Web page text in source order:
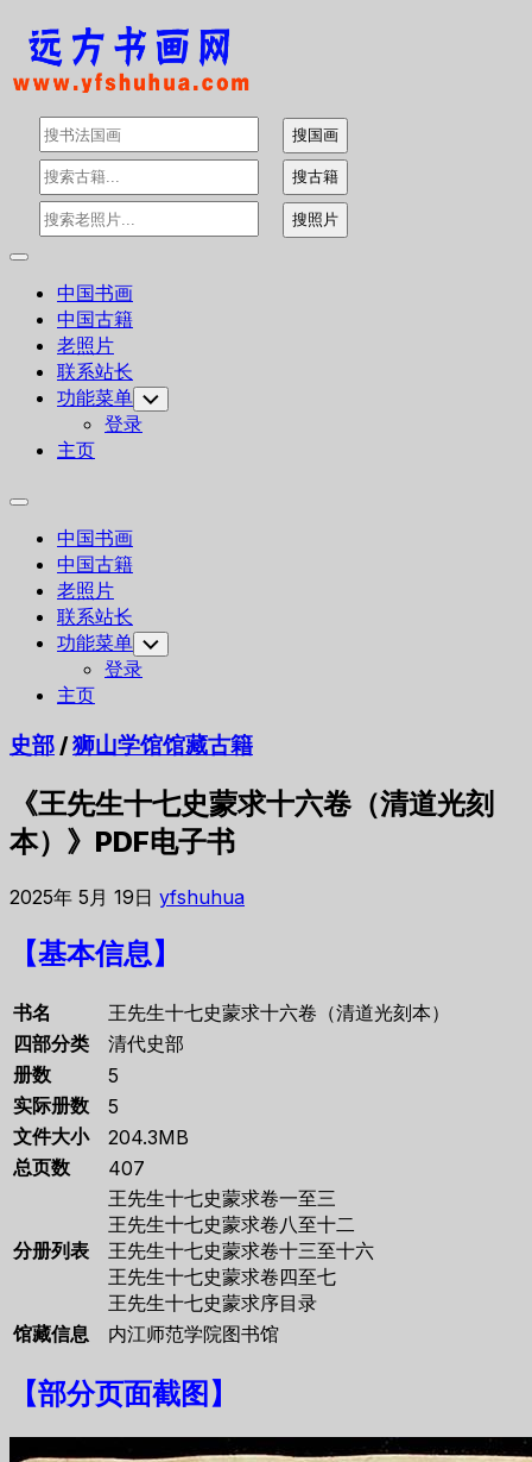
Skip
content
Expand
中国书画
中国古籍
老照片
联系站长
功能菜单 Toggle
Child
Menu
登录
主页
Expand
中国书画
中国古籍
老照片
联系站长
功能菜单 Toggle
Child
Menu
登录
主页
史部/狮山学馆馆藏古籍
《王先生十七史蒙求十六卷（清道光刻
本）》PDF电子书
2025年 5月 19日 yfshuhua
【基本信息】
书名
王先生十七史蒙求十六卷（清道光刻本）
四部分类
清代史部
册数
5
实际册数
5
文件大小
204.3MB
总页数
407
分册列表
王先生十七史蒙求卷一至三
王先生十七史蒙求卷八至十二
王先生十七史蒙求卷十三至十六
王先生十七史蒙求卷四至七
王先生十七史蒙求序目录
馆藏信息
内江师范学院图书馆
【部分页面截图 】